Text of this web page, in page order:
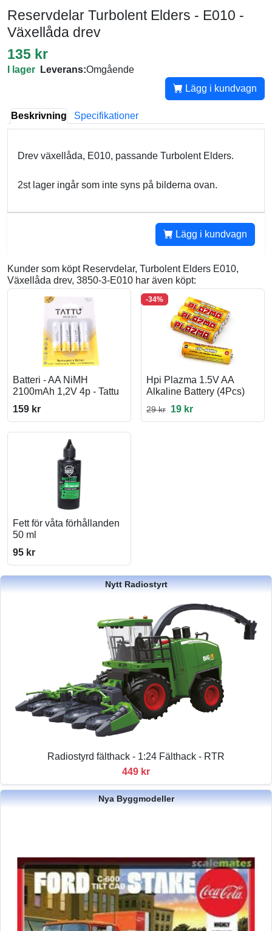
Reservdelar Turbolent Elders - E010 -
Växellåda drev
135 kr
I lager Leverans:Omgående
Lägg i kundvagn
Beskrivning Specifikationer
Drev växellåda, E010, passande Turbolent Elders.
2st lager ingår som inte syns på bilderna ovan.
Lägg i kundvagn
Kunder som köpt Reservdelar, Turbolent Elders E010,
Växellåda drev, 3850-3-E010 har även köpt:
Batteri - AA NiMH
2100mAh 1,2V 4p - Tattu
159 kr
-34%
Hpi Plazma 1.5V AA
Alkaline Battery (4Pcs)
29 kr 19 kr
Fett för våta förhållanden
50 ml
95 kr
Nytt Radiostyrt
Radiostyrd fälthack - 1:24 Fälthack - RTR
449 kr
Nya Byggmodeller